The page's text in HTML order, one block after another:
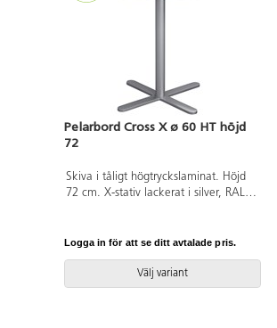
Pelarbord Cross X ø 60 HT höjd
72
Skiva i tåligt högtryckslaminat. Höjd
72 cm. X-stativ lackerat i silver, RAL
Logga in för att se ditt avtalade pris.
Välj variant